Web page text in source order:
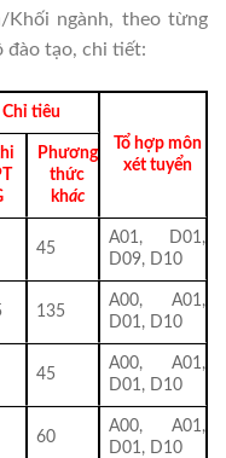
Khối ngành, theo từng
đào tạo, chi tiết:
Chỉ tiêu
Tổ hợp môn
xét tuyển
Phương
thức
khác
45
A01, D01,
D09, D10
135
A00, A01,
D01, D10
45
A00, A01,
D01, D10
60
A00, A01,
D01, D10